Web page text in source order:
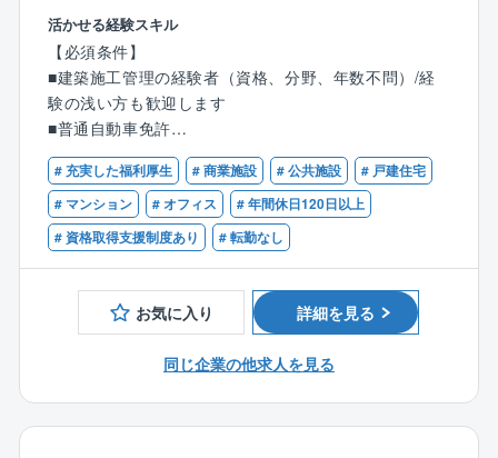
ています。
【◇裁量を持って働ける】業務は自身の裁量で行い、
定時退社や年休を取得しやすい社風です。
多様な働き方を支援する「ワークライフインテグレー
ション」を掲げております。
その取り組みのもとオフピーク出勤や在宅勤務制度が
整備され、ライフスタイルに合わせた勤務を実現して
います。
■同社の魅力と特徴：
【◇内装業界大手企業】内装業界のトップ企業の1社で
あり、大型商業施設、専門店、病院、公園等の公共施
また海外5か国6拠点を展開し、ASEAN地域における商
集合住宅、注文住宅等があり、民間の案件がほとんど
です。札幌近郊の案件が基本ですが、まれに1年を超え
るような大型案件の場合は札幌から車で2時間程度のエ
リアになる場合もございます。大型案件につきまして
は、平日は現場付近に滞在いただき、週末に自宅に帰
っていただく形もとっております。
【業務の特徴】
同社は、木造建築、RC造・S造建築等、幅広く手がけ
ております。入社後まずは、経験のある分野・構造の
建築物から携わっていただきます。始めは先輩社員と
共に現場に入り、業務を学んでいただきます。経験者
の方には、短期間で現場をお任せします。フットワー
【就業環境】
活かせる経験スキル
【必須条件】
■建築施工管理の経験者（資格、分野、年数不問）/経
験の浅い方も歓迎します
■普通自動車免許
【歓迎条件】
■建築施工管理技士、建築士の資格
# 充実した福利厚生 # 商業施設 # 公共施設
# 戸建住宅
# マンション
# オフィス
# 年間休日120日以上
# 資格取得支援制度あり
# 転勤なし
お気に入り 詳細を見る
同じ企業の他求人を見る